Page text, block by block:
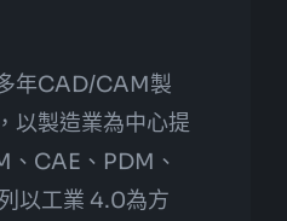
年CAD/CAM製
以製造業為中心提
CAE、PDM、
以工業 4.0為方